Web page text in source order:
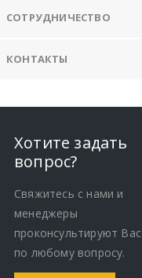
СОТРУДНИЧЕСТВО
КОНТАКТЫ
Хотите задать
вопрос?
Свяжитесь с нами и
менеджеры
проконсультируют Вас
по любому вопросу.